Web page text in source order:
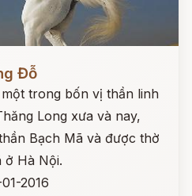
Đỗ
trong bốn vị thần linh
Long xưa và nay,
Bạch Mã và được thờ
ở Hà Nội.
2016